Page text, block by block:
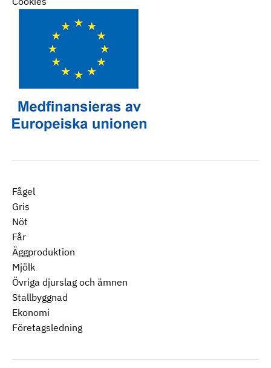
Fågel
Gris
Nöt
Får
Äggproduktion
Mjölk
Övriga djurslag och ämnen
Stallbyggnad
Ekonomi
Företagsledning